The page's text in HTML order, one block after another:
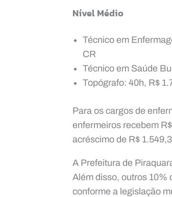
Nível Médio
Técnico em
CR
Técnico em Saúde
Topógrafo: 40h, R$
Para os cargos de
enfermeiros recebem
acréscimo de R$
A Prefeitura de
Além disso, outros 10%
conforme a legislação